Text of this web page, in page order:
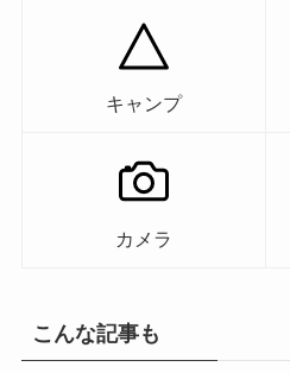
キャンプ
カメラ
こんな記事も